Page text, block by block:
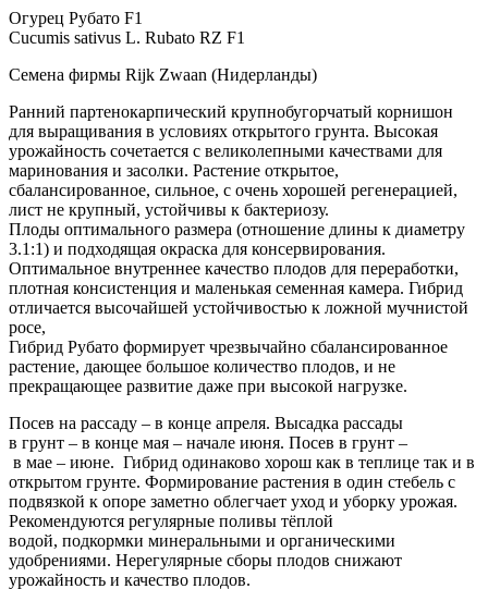
Огурец Рубато F1
Cucumis sativus L. Rubato RZ F1
Семена фирмы Rijk Zwaan (Нидерланды)
Ранний партенокарпический крупнобугорчатый корнишон
для выращивания в условиях открытого грунта. Высокая
урожайность сочетается с великолепными качествами для
маринования и засолки. Растение открытое,
сбалансированное, сильное, с очень хорошей регенерацией,
лист не крупный, устойчивы к бактериозу.
Плоды оптимального размера (отношение длины к диаметру
3.1:1) и подходящая окраска для консервирования.
Оптимальное внутреннее качество плодов для переработки,
плотная консистенция и маленькая семенная камера. Гибрид
отличается высочайшей устойчивостью к ложной мучнистой
росе,
Гибрид Рубато формирует чрезвычайно сбалансированное
растение, дающее большое количество плодов, и не
прекращающее развитие даже при высокой нагрузке.
Посев на рассаду – в конце апреля. Высадка рассады
в грунт – в конце мая – начале июня. Посев в грунт –
в мае – июне. Гибрид одинаково хорош как в теплице так и в
открытом грунте. Формирование растения в один стебель с
подвязкой к опоре заметно облегчает уход и уборку урожая.
Рекомендуются регулярные поливы тёплой
водой, подкормки минеральными и органическими
удобрениями. Нерегулярные сборы плодов снижают
урожайность и качество плодов.